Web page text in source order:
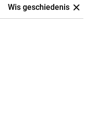
Wis geschiedenis